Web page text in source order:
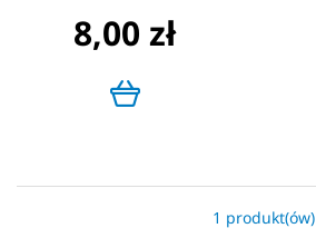
8,00 zł
1 produkt(ów)